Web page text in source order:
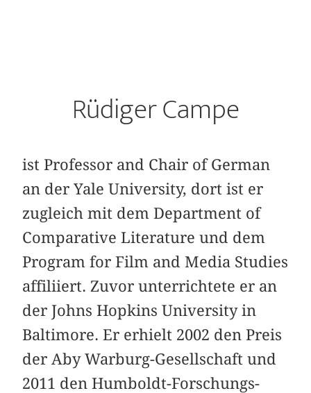
Rüdiger Campe
ist Professor and Chair of German
an der Yale University, dort ist er
zugleich mit dem Department of
Comparative Literature und dem
Program for Film and Media Studies
affiliiert. Zuvor unterrichtete er an
der Johns Hopkins University in
Baltimore. Er erhielt 2002 den Preis
der Aby Warburg-Gesellschaft und
2011 den Humboldt-Forschungs-